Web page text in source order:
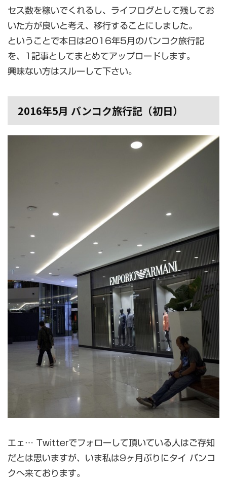
セス数を稼いでくれるし、ライフログとして残してお
いた方が良いと考え、移行することにしました。
ということで本日は2016年5月のバンコク旅行記
を、1記事としてまとめてアップロードします。
興味ない方はスルーして下さい。
2016年5月 バンコク旅行記（初日）
エェ… Twitterでフォローして頂いている人はご存知
だとは思いますが、いま私は9ヶ月ぶりにタイ バンコ
クへ来ております。